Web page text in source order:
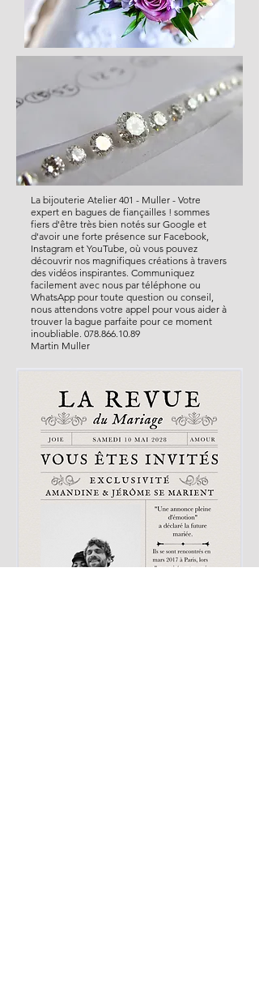
La bijouterie Atelier 401 - Muller - Votre
expert en bagues de fiançailles ! sommes
fiers d'être très bien notés sur Google et
d'avoir une forte présence sur Facebook,
Instagram et YouTube, où vous pouvez
découvrir nos magnifiques créations à travers
des vidéos inspirantes. Communiquez
facilement avec nous par téléphone ou
WhatsApp pour toute question ou conseil,
nous attendons votre appel pour vous aider à
trouver la bague parfaite pour ce moment
inoubliable. 078.866.10.89
​Martin Muller